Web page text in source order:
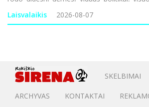
ekonominiam saugumui ir informacijos
gali būti daugiau
Laisvalaikis 2026-08-07
SKELBIMAI
ARCHYVAS KONTAKTAI